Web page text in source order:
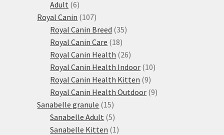
Adult 66
produktů
Royal Canin 107107
produktů
Royal Canin Breed 3535
Royal Canin Care 1818
produktů
Royal Canin Health 2626
produktů
Royal Canin Health Indoor 1010
Royal Canin Health Kitten 99
produktů
Royal Canin Health Outdoor 99
Sanabelle granule 1515
produktů
Sanabelle Adult 55
produktů
Sanabelle Kitten 1 1